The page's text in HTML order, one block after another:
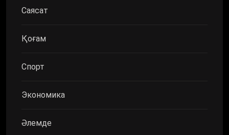
Саясат
Қоғам
Спорт
Экономика
Әлемде